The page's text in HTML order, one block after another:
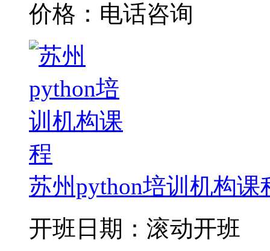
价格：电话咨询
苏州python培训机构课
开班日期：滚动开班